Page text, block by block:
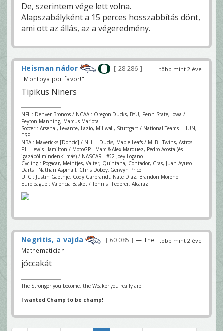
De, szerintem vége lett volna.
Alapszabályként a 15 perces hosszabbítás dönt,
ami ott az állás, az a végeredmény.
több mint 2 éve
Heisman nádor 28 286
—
"Montoya por favor!"
Tipikus Niners
NFL : Denver Broncos / NCAA : Oregon Ducks, BYU, Penn State, Iowa /
Peyton Manning, Marcus Mariota
Soccer : Arsenal, Levante, Lazio, Millwall, Stuttgart / National Teams : HUN,
ESP
NBA : Mavericks [Doncic] / NHL : Ducks, Maple Leafs / MLB : Twins, Astros
F1 : Lewis Hamilton / MotoGP : Marc & Alex Marquez, Pedro Acosta (és
igazából mindenki más) / NASCAR : #22 Joey Logano
Cycling : Pogacar, Meintjes, Valter, Quintana, Contador, Cras, Juan Ayuso
Darts : Nathan Aspinall, Chris Dobey, Gerwyn Price
UFC : Justin Gaethje, Cody Garbrandt, Nate Diaz, Brandon Moreno
Euroleague : Valencia Basket / Tennis : Federer, Alcaraz
több mint 2 éve
Negritis, a vajda 60 085
— The
Mathematician
jóccakát
The Stronger you become, the Weaker you really are.
I wanted Champ to be champ!